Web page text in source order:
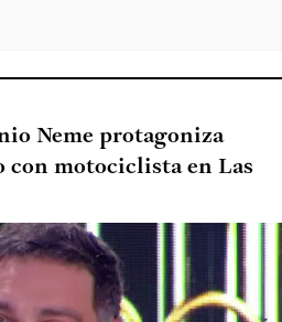
Neme protagoniza
con motociclista en Las